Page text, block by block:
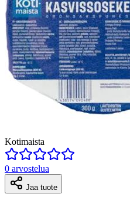
Kotimaista
0 arvostelua
Jaa tuote